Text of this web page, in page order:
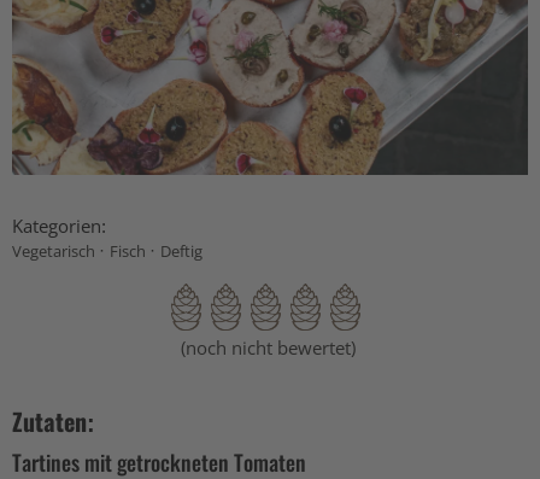
Kategorien:
Vegetarisch · Fisch · Deftig
(noch nicht bewertet)
Zutaten:
Tartines mit getrockneten Tomaten